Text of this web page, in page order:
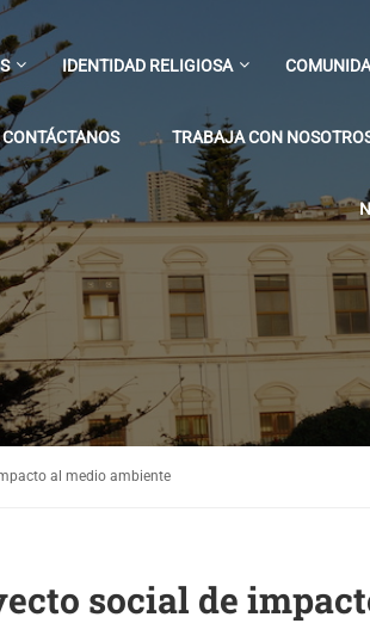
IDENTIDAD RELIGIOSA
CONTÁCTANOS TRABAJA CON
al medio ambiente
social de